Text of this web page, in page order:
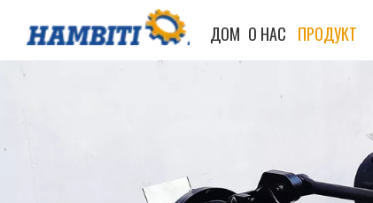
ДОМ О НАС ПРОДУКТ